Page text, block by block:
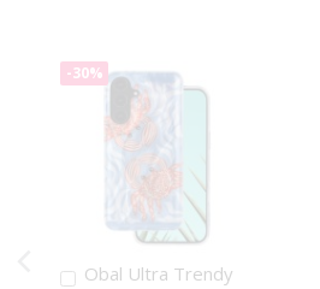
-30%
Obal Ultra Trendy
Pridať